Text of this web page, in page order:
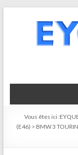
Vous êtes ici :
(E46) > BMW 3